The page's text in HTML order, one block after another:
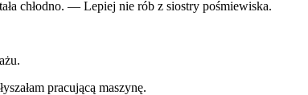
chłodno. — Lepiej nie rób z siostry pośmiewiska.
pracującą maszynę.